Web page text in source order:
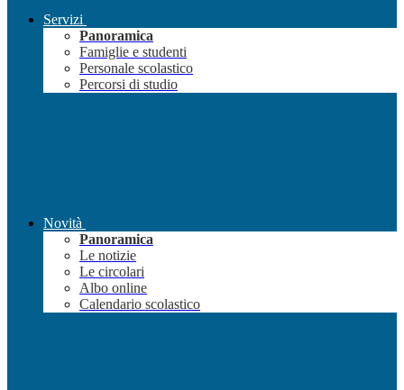
Servizi
Panoramica
Famiglie e studenti
Personale scolastico
Percorsi di studio
Novità
Panoramica
Le notizie
Le circolari
Albo online
Calendario scolastico